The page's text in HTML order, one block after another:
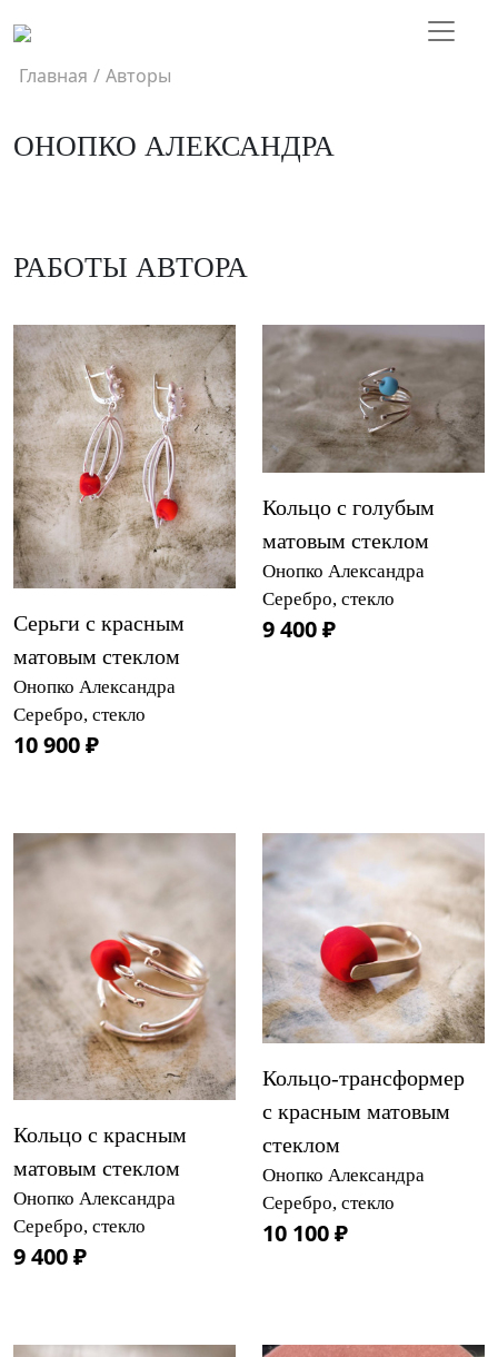
Главная / Авторы
ОНОПКО АЛЕКСАНДРА
РАБОТЫ АВТОРА
Серьги с красным
матовым стеклом
Онопко Александра
Серебро, стекло
10 900 ₽
Кольцо с голубым
матовым стеклом
Онопко Александра
Серебро, стекло
9 400 ₽
Кольцо с красным
матовым стеклом
Онопко Александра
Серебро, стекло
9 400 ₽
Кольцо-трансформер
с красным матовым
стеклом
Онопко Александра
Серебро, стекло
10 100 ₽